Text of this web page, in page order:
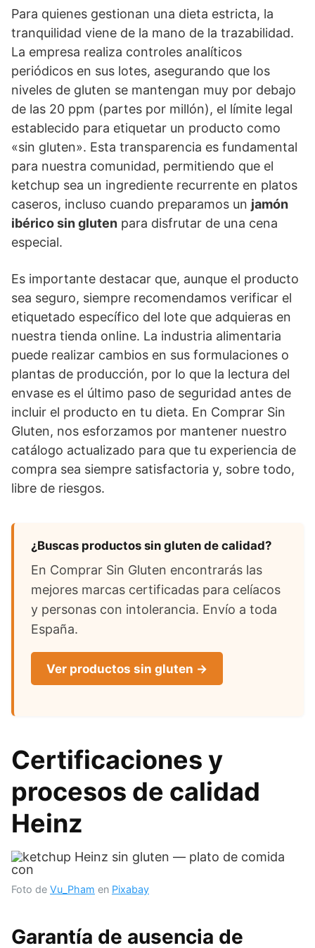
Para quienes gestionan una dieta estricta, la
tranquilidad viene de la mano de la trazabilidad.
La empresa realiza controles analíticos
periódicos en sus lotes, asegurando que los
niveles de gluten se mantengan muy por debajo
de las 20 ppm (partes por millón), el límite legal
establecido para etiquetar un producto como
«sin gluten». Esta transparencia es fundamental
para nuestra comunidad, permitiendo que el
ketchup sea un ingrediente recurrente en platos
caseros, incluso cuando preparamos un jamón
ibérico sin gluten para disfrutar de una cena
especial.
Es importante destacar que, aunque el producto
sea seguro, siempre recomendamos verificar el
etiquetado específico del lote que adquieras en
nuestra tienda online. La industria alimentaria
puede realizar cambios en sus formulaciones o
plantas de producción, por lo que la lectura del
envase es el último paso de seguridad antes de
incluir el producto en tu dieta. En Comprar Sin
Gluten, nos esforzamos por mantener nuestro
catálogo actualizado para que tu experiencia de
compra sea siempre satisfactoria y, sobre todo,
libre de riesgos.
¿Buscas productos sin gluten de calidad?
En Comprar Sin Gluten encontrarás las
mejores marcas certificadas para celíacos
y personas con intolerancia. Envío a toda
España.
Ver productos sin gluten →
Certificaciones y
procesos de calidad
Heinz
Foto de Vu_Pham en Pixabay
Garantía de ausencia de